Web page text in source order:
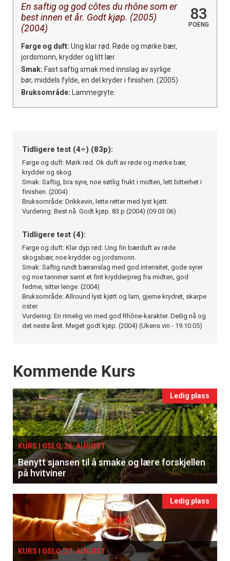
En saftig og god côtes du rhône som er
best innen et år. Godt kjøp. (2005)
(2004)
83
POENG
Farge og duft: Ung klar rød. Røde og mørke bær,
jordsmonn, krydder og litt lær.
Smak: Fast saftig smak med innslag av syrlige
bør, middels fylde, en del kryder i finishen. (2005)
Bruksområde: Lammegryte.
Tidligere test (4÷) (83p):
Farge og duft: Mørk rød. Ok duft av røde og mørke bær,
krydder og skog.
Smak: Saftig, bra syre, noe søtlig frukt i midten, lett bitterhet i
finishen. (2004)
Bruksområde: Drikkevin, lette retter med lyst kjøtt.
Vurdering: Best nå. Godt kjøp. 83 p (2004) (09.03.06)
Tidligere test (4):
Farge og duft: Klar dyp rød. Ung fin bærduft av røde
skogsbær, noe krydder og jordsmonn.
Smak: Saftig rundt bæranslag med god intensitet, gode syrer
og noe tanniner samt et fint krydderpreg fra midten, god
fedme, sitter lenge. (2004)
Bruksområde: Allround lyst kjøtt og lam, gjerne krydret, skarpe
oster.
Vurdering: En rimelig vin med god Rhône-karakter. Deilig nå og
det neste året. Meget godt kjøp. (2004) (Ukens vin - 19.10.05)
Events
Kommende Kurs
Ledig plass
KURS I OSLO, 26. AUGUST
Benytt sjansen til å smake og lære forskjellen
på hvitviner
Ledig plass
KURS I OSLO, 27. AUGUST